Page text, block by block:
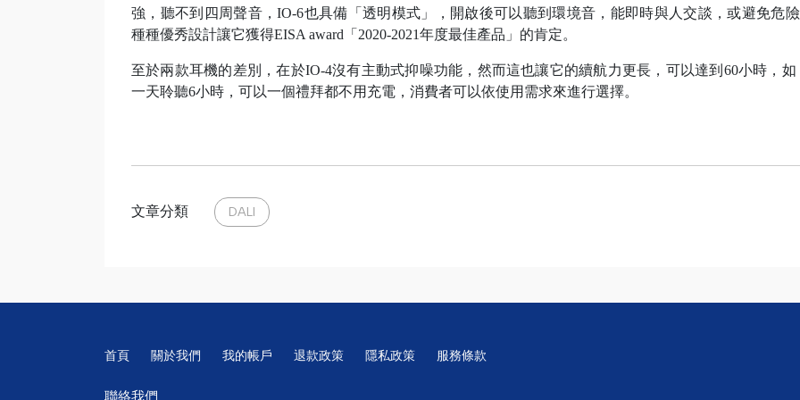
強，聽不到四周聲音，IO-6也具備「透明模式」，開啟後可以聽到環境音，能即時與人交談，或避免危險
種種優秀設計讓它獲得EISA award「2020-2021年度最佳產品」的肯定。
至於兩款耳機的差別，在於IO-4沒有主動式抑噪功能，然而這也讓它的續航力更長，可以達到60小時，如
一天聆聽6小時，可以一個禮拜都不用充電，消費者可以依使用需求來進行選擇。
文章分類 DALI
首頁 關於我們 我的帳戶 退款政策 隱私政策 服務條款
聯絡我們